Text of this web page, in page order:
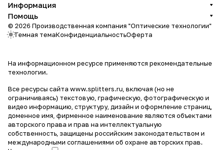
Информация
Помощь
© 2026 Производственная компания "Оптические технологии"
Темная темаКонфиденциальностьОферта
На информационном ресурсе применяются рекомендательные
технологии.
Все ресурсы сайта www.splitters.ru, включая (но не
ограничиваясь) текстовую, графическую, фотографическую и
видео информацию, структуру, дизайн и оформление страниц,
доменное имя, фирменное наименование являются объектами
авторского права и прав на интеллектуальную
собственность, защищены российским законодательством и
международными соглашениями об охране авторских прав.